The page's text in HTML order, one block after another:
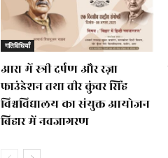
गतिविधियाँ
आरा में स्त्री दर्पण और रज़ा
फाउंडेशन तथा वीर कुंवर सिंह
विश्वविद्यालय का संयुक्त आयोजन
बिहार में नवजागरण